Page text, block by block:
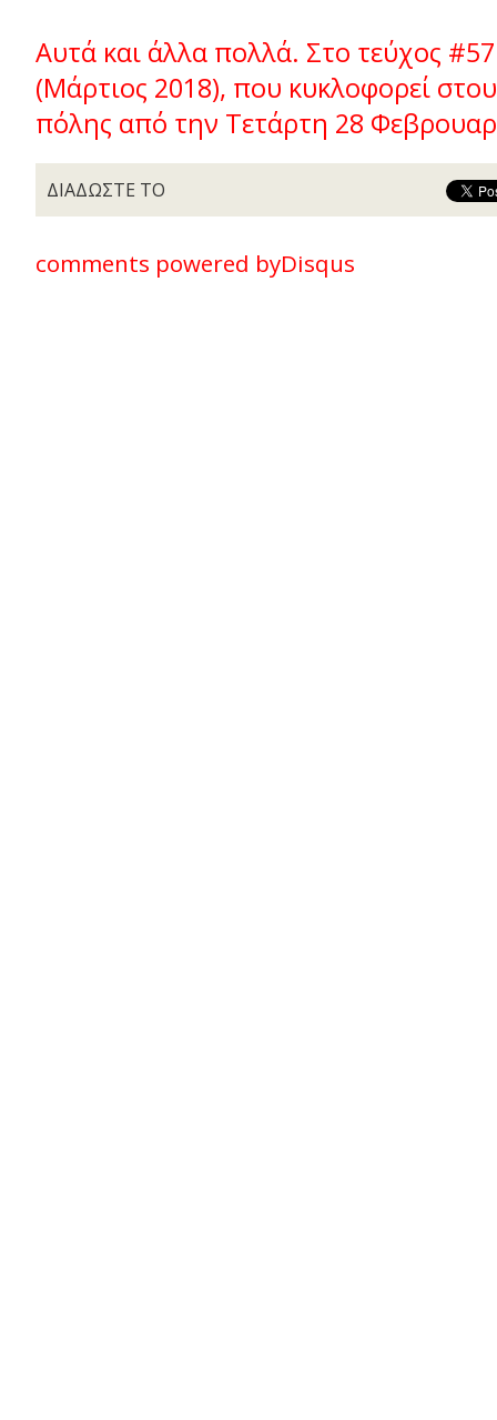
Αυτά και άλλα πολλά. Στο τεύχος #57
(Μάρτιος 2018), που κυκλοφορεί
πόλης από την Τετάρτη 28
ΔΙΑΔΩΣΤΕ ΤΟ
comments powered byDisqus